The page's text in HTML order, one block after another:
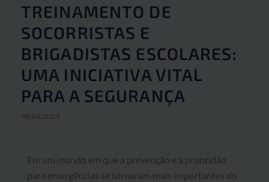
TREINAMENTO DE
SOCORRISTAS E
BRIGADISTAS ESCOLARES:
UMA INICIATIVA VITAL
PARA A SEGURANÇA
08/04/2024
Em um mundo em que a prevenção e a prontidão
para emergências se tornaram mais importantes do